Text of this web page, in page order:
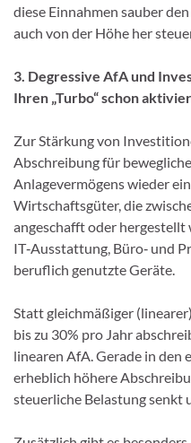
diese Einnahmen sauber
auch von der Höhe her
3. Degressive AfA und
Ihren „Turbo“ schon
Zur Stärkung von
Abschreibung für
Anlagevermögens wieder
Wirtschaftsgüter, die
angeschafft oder hergestellt
IT‑Ausstattung, Büro‑ und
beruflich genutzte Geräte.
Statt gleichmäßiger
bis zu 30% pro Jahr
linearen AfA. Gerade in den
erheblich höhere
steuerliche Belastung senkt